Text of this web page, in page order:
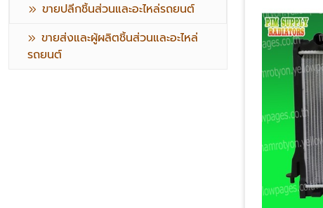
ขายปลีกชิ้นส่วนและอะไหล่รถยนต์
ขายส่งและผู้ผลิตชิ้นส่วนและอะไหล่
รถยนต์